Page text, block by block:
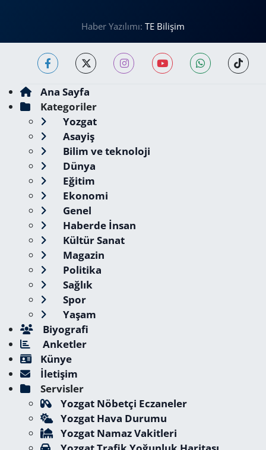
Haber Yazılımı: TE Bilişim
Ana Sayfa
Kategoriler
Yozgat
Asayiş
Bilim ve teknoloji
Dünya
Eğitim
Ekonomi
Genel
Haberde İnsan
Kültür Sanat
Magazin
Politika
Sağlık
Spor
Yaşam
Biyografi
Anketler
Künye
İletişim
Servisler
Yozgat Nöbetçi Eczaneler
Yozgat Hava Durumu
Yozgat Namaz Vakitleri